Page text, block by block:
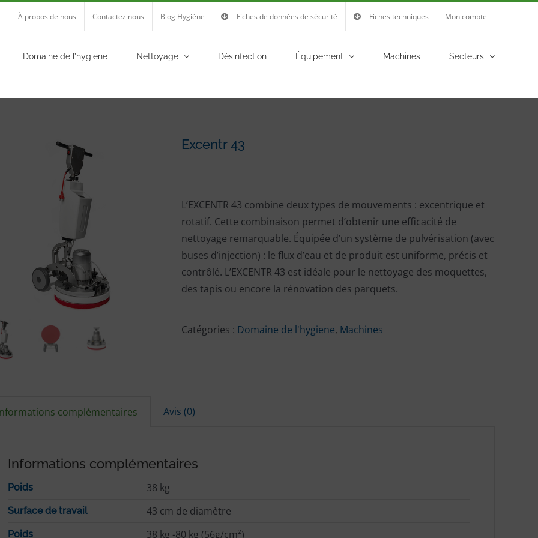
À propos de nous Contactez nous Blog Hygiène Fiches de données de sécurité Fiches techniques Mon compte
Domaine de l’hygiene Nettoyage Désinfection Équipement Machines Secteurs
Excentr 43
L’EXCENTR 43 combine deux types de mouvements : excentrique et
rotatif. Cette combinaison permet d’obtenir une efficacité de
nettoyage remarquable. Équipée d’un système de pulvérisation (avec
buses d’injection) : le flux d’eau et de produit est uniforme, précis et
contrôlé. L’EXCENTR 43 est idéale pour le nettoyage des moquettes,
des tapis ou encore la rénovation des parquets.
Catégories : Domaine de l'hygiene, Machines
complémentaires Avis (0)
Informations complémentaires
Poids 38 kg
Surface de travail 43 cm de diamètre
Poids 38 kg -80 kg (56g/cm²)